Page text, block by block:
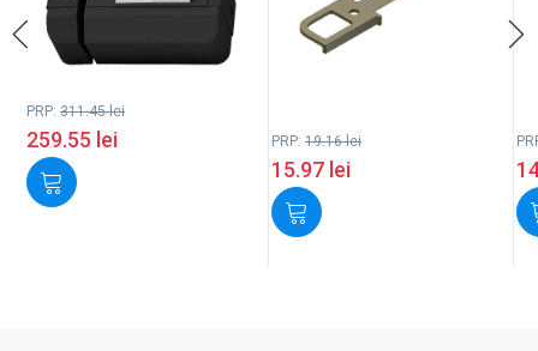
PRP: 311.45lei
259.55 lei PRP: 19.16lei
15.97 lei